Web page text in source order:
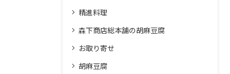
精進料理
森下商店総本舗の胡麻豆腐
お取り寄せ
胡麻豆腐